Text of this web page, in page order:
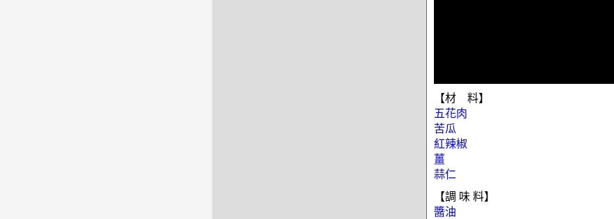
【材 料】
五花肉
苦瓜
紅辣椒
薑
蒜仁
【調 味 料】
醬油